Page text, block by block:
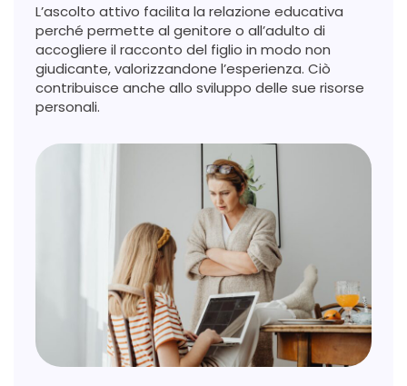
L’ascolto attivo facilita la relazione educativa
perché permette al genitore o all’adulto di
accogliere il racconto del figlio in modo non
giudicante, valorizzandone l’esperienza. Ciò
contribuisce anche allo sviluppo delle sue risorse
personali.